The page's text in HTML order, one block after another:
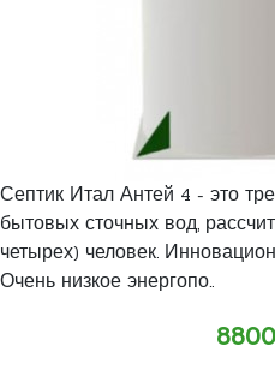
Септик Итал Антей 4 - это
бытовых сточных вод,
четырех) человек.
Очень низкое энергопо..